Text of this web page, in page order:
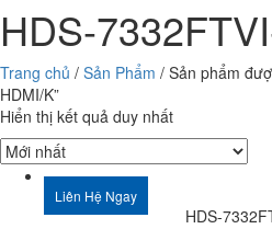
HDS-
Trang chủ / Sản Phẩm / Sản phẩm
HDMI/K”
Hiển thị kết quả duy nhất
Liên Hệ Ngay
HDS-